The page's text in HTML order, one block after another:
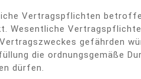
Vertragspflichten
Wesentliche
gefährden
die ordnungsgemäße
dürfen.